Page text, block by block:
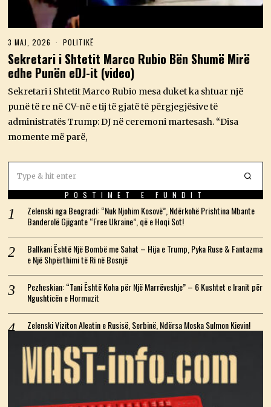
3 MAJ, 2026
M
A
J
,
2
2
6
POLITIKË
Sekretari i Shtetit Marco Rubio Bën Shumë Mirë
edhe Punën eDJ-it (video)
Sekretari i Shtetit Marco Rubio mesa duket ka shtuar një
punë të re në CV-në e tij të gjatë të përgjegjësive të
administratës Trump: DJ në ceremoni martesash. “Disa
momente më parë,
POSTIMET E FUNDIT
Zelenski nga Beogradi: “Nuk Njohim Kosovë”, Ndërkohë Prishtina Mbante
Banderolë Gjigante “Free Ukraine”, që e Hoqi Sot!
Ballkani Është Një Bombë me Sahat – Hija e Trump, Pyka Ruse & Fantazma
e Një Shpërthimi të Ri në Bosnjë
Pezheskian: “Tani Është Koha për Një Marrëveshje” – 6 Kushtet e Iranit për
Ngushticën e Hormuzit
Zelenski Viziton Aleatin e Rusisë, Serbinë, Ndërsa Moska Sulmon Kievin!